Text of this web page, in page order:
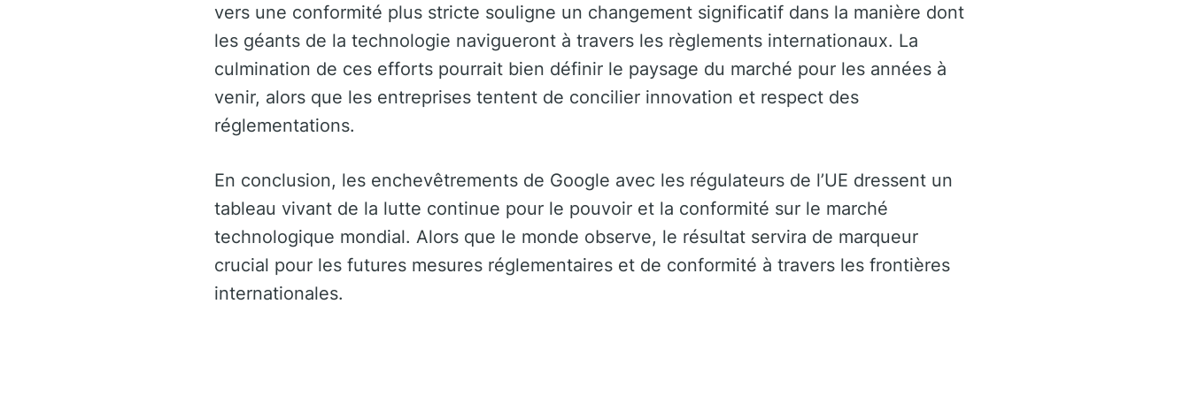
vers une conformité plus stricte souligne un changement significatif dans la manière dont
les géants de la technologie navigueront à travers les règlements internationaux. La
culmination de ces efforts pourrait bien définir le paysage du marché pour les années à
venir, alors que les entreprises tentent de concilier innovation et respect des
réglementations.
En conclusion, les enchevêtrements de Google avec les régulateurs de l’UE dressent un
tableau vivant de la lutte continue pour le pouvoir et la conformité sur le marché
technologique mondial. Alors que le monde observe, le résultat servira de marqueur
crucial pour les futures mesures réglementaires et de conformité à travers les frontières
internationales.